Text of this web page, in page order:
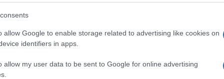
allow Google to enable storage related to advertising like cookies on
identifiers in apps.
allow my user data to be sent to Google for online advertising
e, di conseguenza, la qualità della
della comunicazione non è diversa dalla
ai dettagli, comprensione delle esigenze